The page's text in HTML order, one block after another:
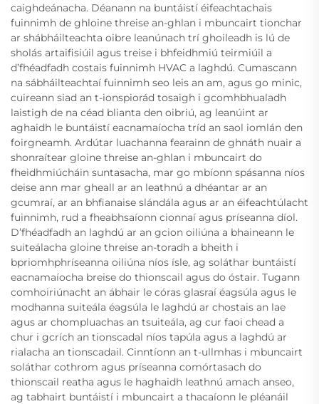
caighdeánacha. Déanann na buntáistí éifeachtachais
fuinnimh de ghloine threise an-ghlan i mbuncairt tionchar
ar shábháilteachta oibre leanúnach trí ghoileadh is lú de
sholás artaifisiúil agus treise i bhfeidhmiú teirmiúil a
d’fhéadfadh costais fuinnimh HVAC a laghdú. Cumascann
na sábháilteachtaí fuinnimh seo leis an am, agus go minic,
cuireann siad an t-ionspiorád tosaigh i gcomhbhualadh
laistigh de na céad blianta den oibriú, ag leanúint ar
aghaidh le buntáistí eacnamaíocha tríd an saol iomlán den
foirgneamh. Ardútar luachanna fearainn de ghnáth nuair a
shonraítear gloine threise an-ghlan i mbuncairt do
fheidhmiúcháin suntasacha, mar go mbíonn spásanna níos
deise ann mar gheall ar an leathnú a dhéantar ar an
gcumraí, ar an bhfianaise slándála agus ar an éifeachtúlacht
fuinnimh, rud a fheabhsaíonn cionnaí agus príseanna díol.
D’fhéadfadh an laghdú ar an gcion oiliúna a bhaineann le
suiteálacha gloine threise an-toradh a bheith i
bpriomhphríseanna oiliúna níos ísle, ag soláthar buntáistí
eacnamaíocha breise do thionscail agus do óstair. Tugann
comhoiriúnacht an ábhair le córas glasraí éagsúla agus le
modhanna suiteála éagsúla le laghdú ar chostais an lae
agus ar chompluachas an tsuiteála, ag cur faoi chead a
chur i gcrích an tionscadal níos tapúla agus a laghdú ar
rialacha an tionscadail. Cinntíonn an t-ullmhas i mbuncairt
soláthar cothrom agus príseanna comórtasach do
thionscail reatha agus le haghaidh leathnú amach anseo,
ag tabhairt buntáistí i mbuncairt a thacaíonn le pléanáil